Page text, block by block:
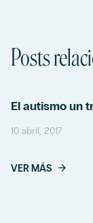
Posts
El autismo un
10 abril, 2017
VER MÁS